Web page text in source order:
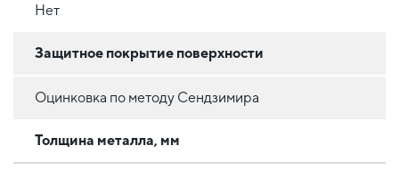
Нет
Защитное покрытие поверхности
Оцинковка по методу Сендзимира
Толщина металла, мм